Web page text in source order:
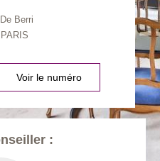
Berri
PARIS
Voir le numéro
: